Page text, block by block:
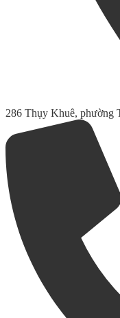
286 Thụy Khuê, phường